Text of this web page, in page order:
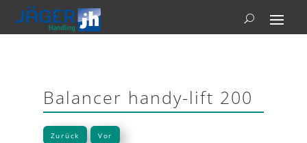
Balancer handy-lift 200
Zurück Vor